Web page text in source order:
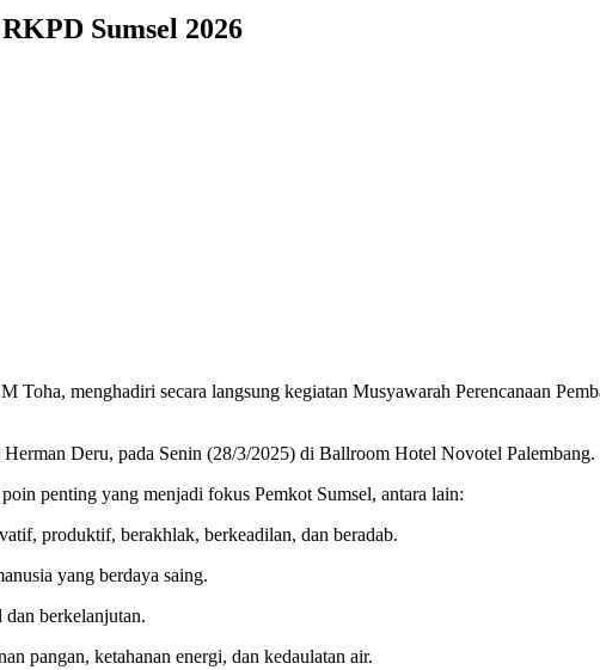
Sumsel 2026
Toha, menghadiri secara langsung kegiatan Musyawarah Perencanaan
Deru, pada Senin (28/3/2025) di Ballroom Hotel Novotel Palembang.
penting yang menjadi fokus Pemkot Sumsel, antara lain:
produktif, berakhlak, berkeadilan, dan beradab.
yang berdaya saing.
berkelanjutan.
pangan, ketahanan energi, dan kedaulatan air.